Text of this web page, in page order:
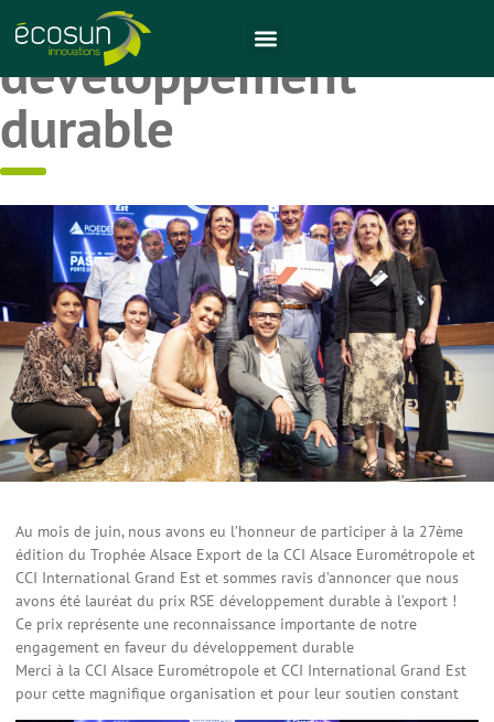
Lauréat du prix RSE
développement
durable
Au mois de juin, nous avons eu l’honneur de participer à la 27ème
édition du Trophée Alsace Export de la CCI Alsace Eurométropole et
CCI International Grand Est et sommes ravis d’annoncer que nous
avons été lauréat du prix RSE développement durable à l’export !
Ce prix représente une reconnaissance importante de notre
engagement en faveur du développement durable
Merci à la CCI Alsace Eurométropole et CCI International Grand Est
pour cette magnifique organisation et pour leur soutien constant